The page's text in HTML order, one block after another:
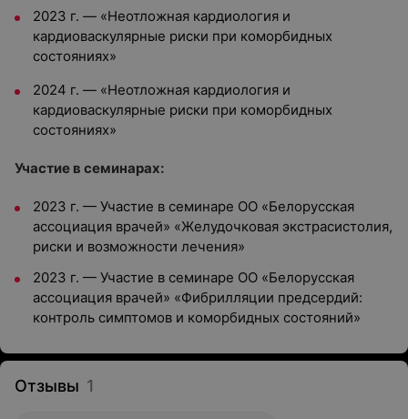
2023 г. — «Неотложная кардиология и
кардиоваскулярные риски при коморбидных
состояниях»
2024 г. — «Неотложная кардиология и
кардиоваскулярные риски при коморбидных
состояниях»
Участие в семинарах:
2023 г. — Участие в семинаре ОО «Белорусская
ассоциация врачей» «Желудочковая экстрасистолия,
риски и возможности лечения»
2023 г. — Участие в семинаре ОО «Белорусская
ассоциация врачей» «Фибрилляции предсердий:
контроль симптомов и коморбидных состояний»
Отзывы 1